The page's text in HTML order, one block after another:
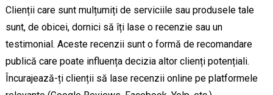
Clienții care sunt mulțumiți de serviciile sau produsele tale
sunt, de obicei, dornici să îți lase o recenzie sau un
testimonial. Aceste recenzii sunt o formă de recomandare
publică care poate influența decizia altor clienți potențiali.
Încurajează-ți clienții să lase recenzii online pe platformele